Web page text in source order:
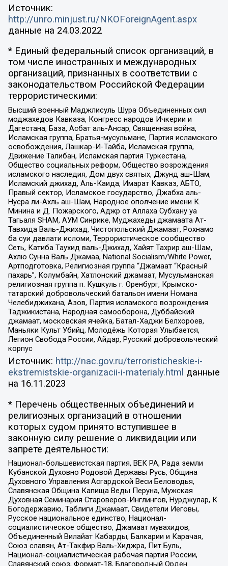
Источник:
http://unro.minjust.ru/NKOForeignAgent.aspx
данные на 24.03.2022
* Единый федеральный список организаций, в
том числе иностранных и международных
организаций, признанных в соответствии с
законодательством Российской Федерации
террористическими:
Высший военный Маджлисуль Шура Объединенных сил
моджахедов Кавказа, Конгресс народов Ичкерии и
Дагестана, База, Асбат аль-Ансар, Священная война,
Исламская группа, Братья-мусульмане, Партия исламского
освобождения, Лашкар-И-Тайба, Исламская группа,
Движение Талибан, Исламская партия Туркестана,
Общество социальных реформ, Общество возрождения
исламского наследия, Дом двух святых, Джунд аш-Шам,
Исламский джихад, Аль-Каида, Имарат Кавказ, АБТО,
Правый сектор, Исламское государство, Джабха аль-
Нусра ли-Ахль аш-Шам, Народное ополчение имени К.
Минина и Д. Пожарского, Аджр от Аллаха Субхану уа
Тагьаля SHAM, АУМ Синрике, Муджахеды джамаата Ат-
Тавхида Валь-Джихад, Чистопольский Джамаат, Рохнамо
ба суи давлати исломи, Террористическое сообщество
Сеть, Катиба Таухид валь-Джихад, Хайят Тахрир аш-Шам,
Ахлю Сунна Валь Джамаа, National Socialism/White Power,
Артподготовка, Религиозная группа “Джамаат “Красный
пахарь”, Колумбайн, Хатлонский джамаат, Мусульманская
религиозная группа п. Кушкуль г. Оренбург, Крымско-
татарский добровольческий батальон имени Номана
Челебиджихана, Азов, Партия исламского возрождения
Таджикистана, Народная самооборона, Дуббайский
джамаат, московская ячейка, Батал-Хаджи Белхороев,
Маньяки Культ Убийц, Молодёжь Которая Улыбается,
Легион Свобода России, Айдар, Русский добровольческий
корпус
Источник: http://nac.gov.ru/terroristicheskie-i-
ekstremistskie-organizacii-i-materialy.html данные
на 16.11.2023
* Перечень общественных объединений и
религиозных организаций в отношении
которых судом принято вступившее в
законную силу решение о ликвидации или
запрете деятельности:
Национал-большевистская партия, ВЕК РА, Рада земли
Кубанской Духовно Родовой Державы Русь, Община
Духовного Управления Асгардской Веси Беловодья,
Славянская Община Капища Веды Перуна, Мужская
Духовная Семинария Староверов-Инглингов, Нурджулар, К
Богодержавию, Таблиги Джамаат, Свидетели Иеговы,
Русское национальное единство, Национал-
социалистическое общество, Джамаат мувахидов,
Объединенный Вилайат Кабарды, Балкарии и Карачая,
Союз славян, Ат-Такфир Валь-Хиджра, Пит Буль,
Национал-социалистическая рабочая партия России,
Славянский союз, Формат-18, Благородный Орден